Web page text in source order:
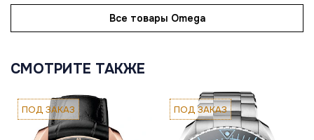
Все товары Omega
СМОТРИТЕ ТАКЖЕ
ПОД ЗАКАЗ ПОД ЗАКАЗ